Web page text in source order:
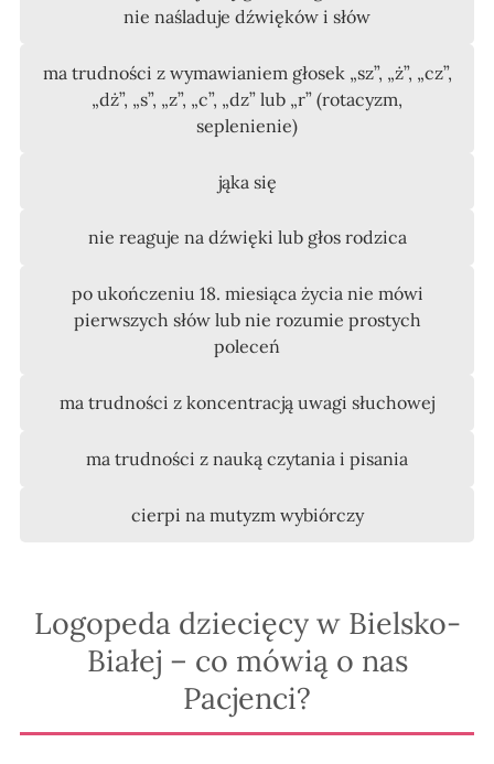
nie naśladuje dźwięków i słów
ma trudności z wymawianiem głosek „sz”, „ż”, „cz”,
„dż”, „s”, „z”, „c”, „dz” lub „r” (rotacyzm,
seplenienie)
jąka się
nie reaguje na dźwięki lub głos rodzica
po ukończeniu 18. miesiąca życia nie mówi
pierwszych słów lub nie rozumie prostych
poleceń
ma trudności z koncentracją uwagi słuchowej
ma trudności z nauką czytania i pisania
cierpi na mutyzm wybiórczy
Logopeda dziecięcy w Bielsko-
Białej – co mówią o nas
Pacjenci?